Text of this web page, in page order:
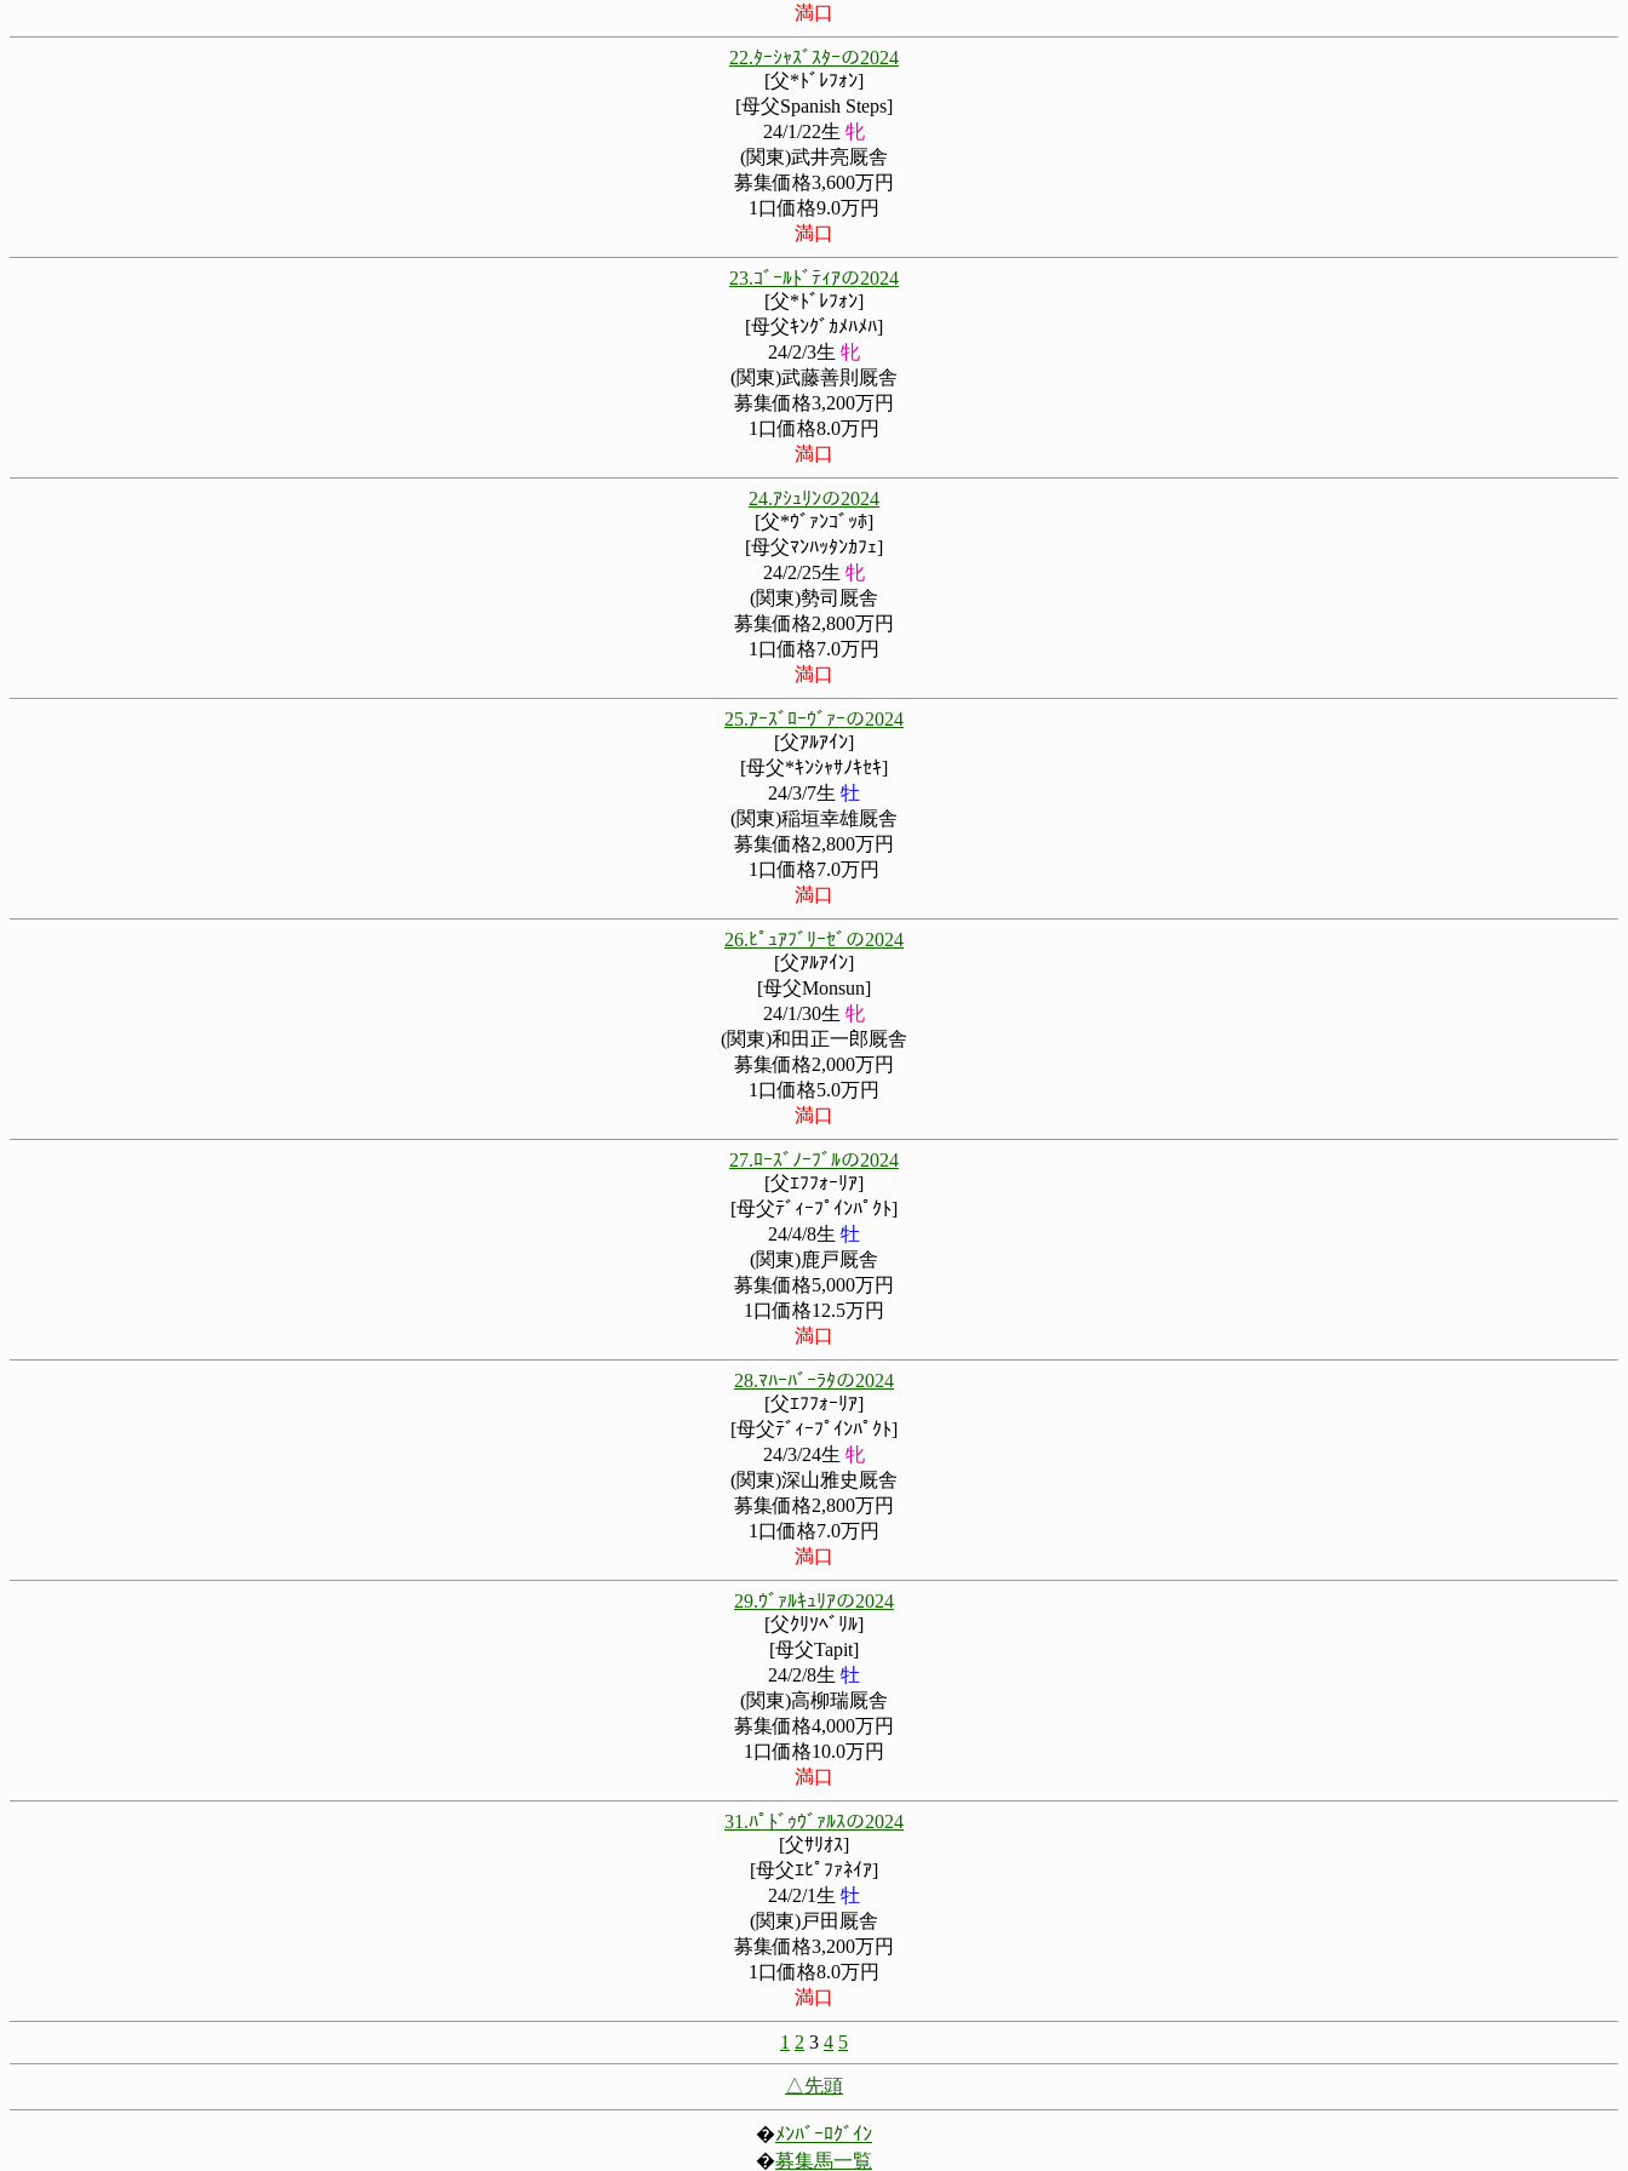
満口
22.ﾀｰｼｬｽﾞｽﾀｰの2024
[父*ﾄﾞﾚﾌｫﾝ]
[母父Spanish Steps]
24/1/22生 牝
(関東)武井亮厩舎
募集価格3,600万円
1口価格9.0万円
満口
23.ｺﾞｰﾙﾄﾞﾃｨｱの2024
[父*ﾄﾞﾚﾌｫﾝ]
[母父ｷﾝｸﾞｶﾒﾊﾒﾊ]
24/2/3生 牝
(関東)武藤善則厩舎
募集価格3,200万円
1口価格8.0万円
満口
24.ｱｼｭﾘﾝの2024
[父*ｳﾞｧﾝｺﾞｯﾎ]
[母父ﾏﾝﾊｯﾀﾝｶﾌｪ]
24/2/25生 牝
(関東)勢司厩舎
募集価格2,800万円
1口価格7.0万円
満口
25.ｱｰｽﾞﾛｰｳﾞｧｰの2024
[父ｱﾙｱｲﾝ]
[母父*ｷﾝｼｬｻﾉｷｾｷ]
24/3/7生 牡
(関東)稲垣幸雄厩舎
募集価格2,800万円
1口価格7.0万円
満口
26.ﾋﾟｭｱﾌﾞﾘｰｾﾞの2024
[父ｱﾙｱｲﾝ]
[母父Monsun]
24/1/30生 牝
(関東)和田正一郎厩舎
募集価格2,000万円
1口価格5.0万円
満口
27.ﾛｰｽﾞﾉｰﾌﾞﾙの2024
[父ｴﾌﾌｫｰﾘｱ]
[母父ﾃﾞｨｰﾌﾟｲﾝﾊﾟｸﾄ]
24/4/8生 牡
(関東)鹿戸厩舎
募集価格5,000万円
1口価格12.5万円
満口
28.ﾏﾊｰﾊﾞｰﾗﾀの2024
[父ｴﾌﾌｫｰﾘｱ]
[母父ﾃﾞｨｰﾌﾟｲﾝﾊﾟｸﾄ]
24/3/24生 牝
(関東)深山雅史厩舎
募集価格2,800万円
1口価格7.0万円
満口
29.ｳﾞｧﾙｷｭﾘｱの2024
[父ｸﾘｿﾍﾞﾘﾙ]
[母父Tapit]
24/2/8生 牡
(関東)高柳瑞厩舎
募集価格4,000万円
1口価格10.0万円
満口
31.ﾊﾟﾄﾞｩｳﾞｧﾙｽの2024
[父ｻﾘｵｽ]
[母父ｴﾋﾟﾌｧﾈｲｱ]
24/2/1生 牡
(関東)戸田厩舎
募集価格3,200万円
1口価格8.0万円
満口
1 2 3 4 5
△先頭
�ﾒﾝﾊﾞｰﾛｸﾞｲﾝ
�募集馬一覧